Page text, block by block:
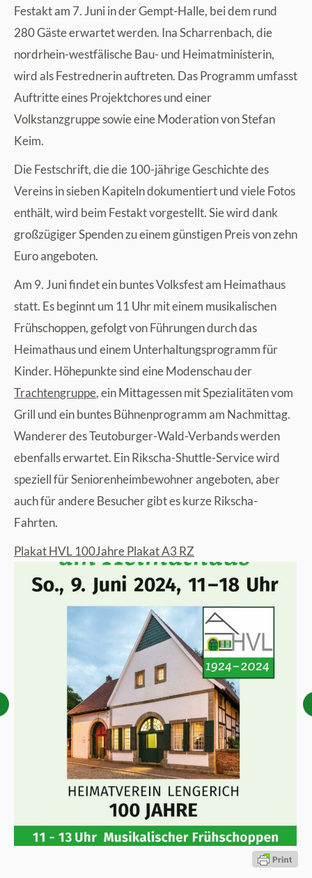
Festakt am 7. Juni in der Gempt-Halle, bei dem rund
280 Gäste erwartet werden. Ina Scharrenbach, die
nordrhein-westfälische Bau- und Heimatministerin,
wird als Festrednerin auftreten. Das Programm umfasst
Auftritte eines Projektchores und einer
Volkstanzgruppe sowie eine Moderation von Stefan
Keim.
Die Festschrift, die die 100-jährige Geschichte des
Vereins in sieben Kapiteln dokumentiert und viele Fotos
enthält, wird beim Festakt vorgestellt. Sie wird dank
großzügiger Spenden zu einem günstigen Preis von zehn
Euro angeboten.
Am 9. Juni findet ein buntes Volksfest am Heimathaus
statt. Es beginnt um 11 Uhr mit einem musikalischen
Frühschoppen, gefolgt von Führungen durch das
Heimathaus und einem Unterhaltungsprogramm für
Kinder. Höhepunkte sind eine Modenschau der
Trachtengruppe, ein Mittagessen mit Spezialitäten vom
Grill und ein buntes Bühnenprogramm am Nachmittag.
Wanderer des Teutoburger-Wald-Verbands werden
ebenfalls erwartet. Ein Rikscha-Shuttle-Service wird
speziell für Seniorenheimbewohner angeboten, aber
auch für andere Besucher gibt es kurze Rikscha-
Fahrten.
Plakat HVL 100Jahre Plakat A3 RZ